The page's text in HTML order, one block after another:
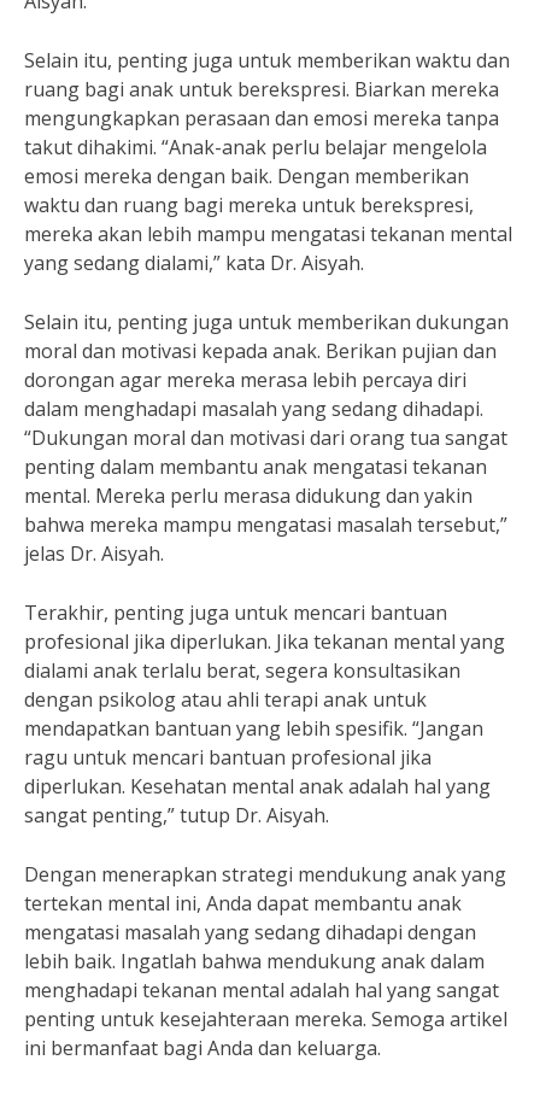
Selain itu, penting juga untuk memberikan waktu dan
ruang bagi anak untuk berekspresi. Biarkan mereka
mengungkapkan perasaan dan emosi mereka tanpa
takut dihakimi. “Anak-anak perlu belajar mengelola
emosi mereka dengan baik. Dengan memberikan
waktu dan ruang bagi mereka untuk berekspresi,
mereka akan lebih mampu mengatasi tekanan mental
yang sedang dialami,” kata Dr. Aisyah.
Selain itu, penting juga untuk memberikan dukungan
moral dan motivasi kepada anak. Berikan pujian dan
dorongan agar mereka merasa lebih percaya diri
dalam menghadapi masalah yang sedang dihadapi.
“Dukungan moral dan motivasi dari orang tua sangat
penting dalam membantu anak mengatasi tekanan
mental. Mereka perlu merasa didukung dan yakin
bahwa mereka mampu mengatasi masalah tersebut,”
jelas Dr. Aisyah.
Terakhir, penting juga untuk mencari bantuan
profesional jika diperlukan. Jika tekanan mental yang
dialami anak terlalu berat, segera konsultasikan
dengan psikolog atau ahli terapi anak untuk
mendapatkan bantuan yang lebih spesifik. “Jangan
ragu untuk mencari bantuan profesional jika
diperlukan. Kesehatan mental anak adalah hal yang
sangat penting,” tutup Dr. Aisyah.
Dengan menerapkan strategi mendukung anak yang
tertekan mental ini, Anda dapat membantu anak
mengatasi masalah yang sedang dihadapi dengan
lebih baik. Ingatlah bahwa mendukung anak dalam
menghadapi tekanan mental adalah hal yang sangat
penting untuk kesejahteraan mereka. Semoga artikel
ini bermanfaat bagi Anda dan keluarga.